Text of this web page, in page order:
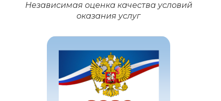
Независимая оценка качества условий
оказания услуг